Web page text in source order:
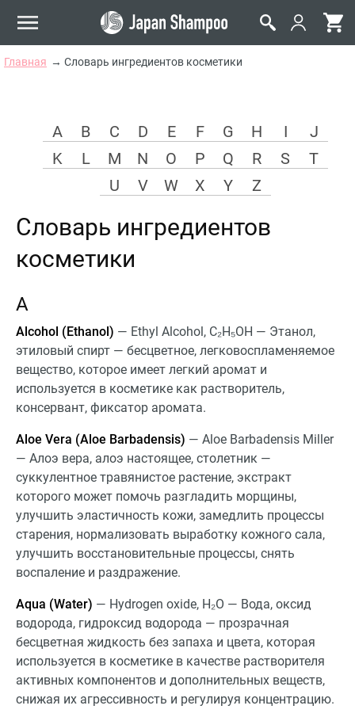
Главная Словарь ингредиентов косметики
A B C D E F G H I
J
K
L M N O P Q R S
T
U
V W X Y Z
Словарь ингредиентов
косметики
A
Alcohol (Ethanol) — Ethyl Alcohol, С₂Н₅ОН — Этанол,
этиловый спирт — бесцветное, легковоспламеняемое
вещество, которое имеет легкий аромат и
используется в косметике как растворитель,
консервант, фиксатор аромата.
Aloe Vera (Aloe Barbadensis) — Aloe Barbadensis Miller
— Алоэ вера, алоэ настоящее, столетник —
суккулентное травянистое растение, экстракт
которого может помочь разгладить морщины,
улучшить эластичность кожи, замедлить процессы
старения, нормализовать выработку кожного сала,
улучшить восстановительные процессы, снять
воспаление и раздражение.
Aqua (Water) — Hydrogen oxide, Н₂O — Вода, оксид
водорода, гидроксид водорода — прозрачная
бесцветная жидкость без запаха и цвета, которая
используется в косметике в качестве растворителя
активных компонентов и дополнительных веществ,
снижая их агрессивность и регулируя концентрацию.